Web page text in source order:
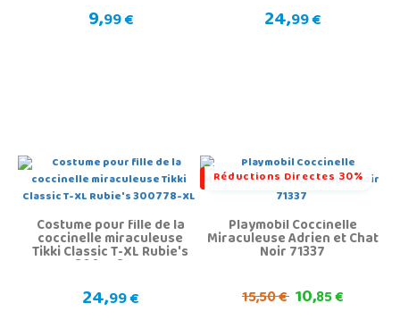
9,99 € 24,99 €
Costume pour fille de la
coccinelle miraculeuse
Tikki Classic T-XL Rubie's
300778-XL
24,99 €
Réductions Directes 30%
Playmobil Coccinelle
Miraculeuse Adrien et Chat
Noir 71337
15,50 € 10,85 €